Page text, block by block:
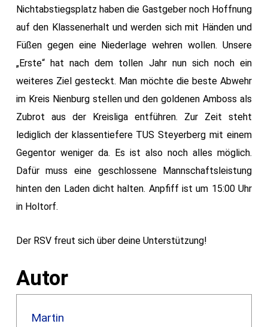
Nichtabstiegsplatz haben die Gastgeber noch Hoffnung
auf den Klassenerhalt und werden sich mit Händen und
Füßen gegen eine Niederlage wehren wollen. Unsere
„Erste“ hat nach dem tollen Jahr nun sich noch ein
weiteres Ziel gesteckt. Man möchte die beste Abwehr
im Kreis Nienburg stellen und den goldenen Amboss als
Zubrot aus der Kreisliga entführen. Zur Zeit steht
lediglich der klassentiefere TUS Steyerberg mit einem
Gegentor weniger da. Es ist also noch alles möglich.
Dafür muss eine geschlossene Mannschaftsleistung
hinten den Laden dicht halten. Anpfiff ist um 15:00 Uhr
in Holtorf.
Der RSV freut sich über deine Unterstützung!
Autor
Martin